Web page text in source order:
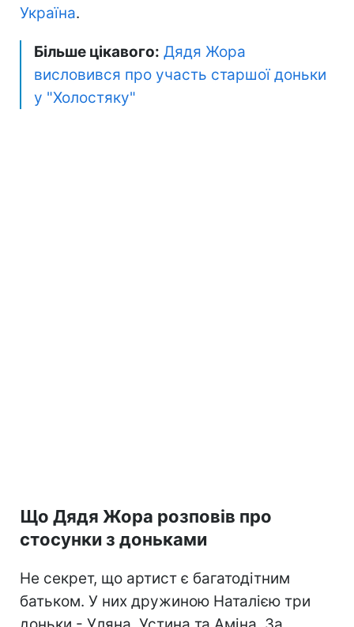
Україна.
Більше цікавого: Дядя Жора
висловився про участь старшої доньки
у "Холостяку"
Що Дядя Жора розповів про
стосунки з доньками
Не секрет, що артист є багатодітним
батьком. У них дружиною Наталією три